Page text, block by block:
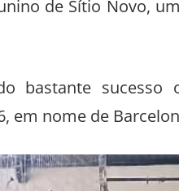
de Sítio Novo,
bastante sucesso
em nome de